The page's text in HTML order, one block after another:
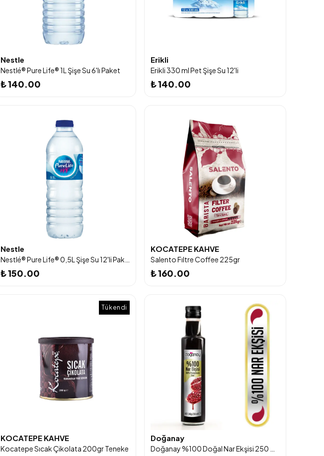
Nestle
Nestlé® Pure Life® 1L Şişe Su 6'lı Paket
₺ 140.00
Erikli
Erikli 330 ml Pet Şişe Su 12'li
₺ 140.00
Nestle
₺ 150.00
KOCATEPE KAHVE
Salento Fıltre Coffee 225gr
₺ 160.00
Tükendi
KOCATEPE KAHVE
Kocatepe Sıcak Çikolata 200gr Teneke
Doğanay